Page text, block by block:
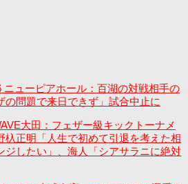
ニューピアホール：百湖の対戦相手の
の問題で来日できず」試合中止に
大田：フェザー級キックトーナメ
杁正明「人生で初めて引退を考えた相
ジしたい」、海人「シアサラニに絶対